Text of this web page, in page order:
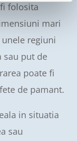
folosita
mari
regiuni
sau put de
poate fi
de pamant.
in situatia
sau